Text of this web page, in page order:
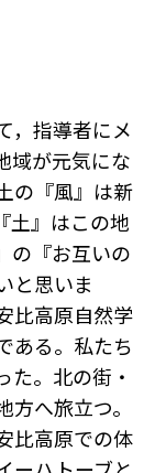
，指導者にメ
域が元気にな
の『風』は新
土』はこの地
の『お互いの
と思いま
比高原自然学
ある。私たち
た。北の街・
へ旅立つ。
比高原での体